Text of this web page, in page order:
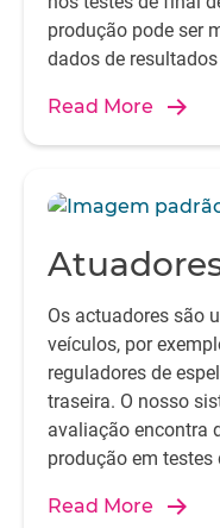
produção pode ser
dados de
Read More
Os actuadores são
veículos, por
reguladores de
traseira. O nosso
avaliação encontra
produção em
qualidade de fabrico.
Read More